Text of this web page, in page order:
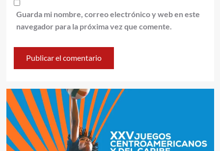
Guarda mi nombre, correo electrónico y web en este
navegador para la próxima vez que comente.